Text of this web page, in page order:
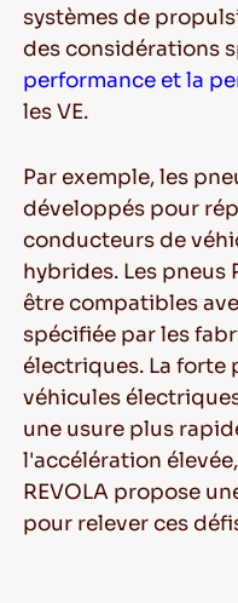
systèmes de
des considérations
performance et la
les VE.
Par exemple, les
développés pour
conducteurs de
hybrides. Les pneus
être compatibles
spécifiée par les
électriques. La forte
véhicules
une usure plus
l'accélération
REVOLA propose
pour relever ces